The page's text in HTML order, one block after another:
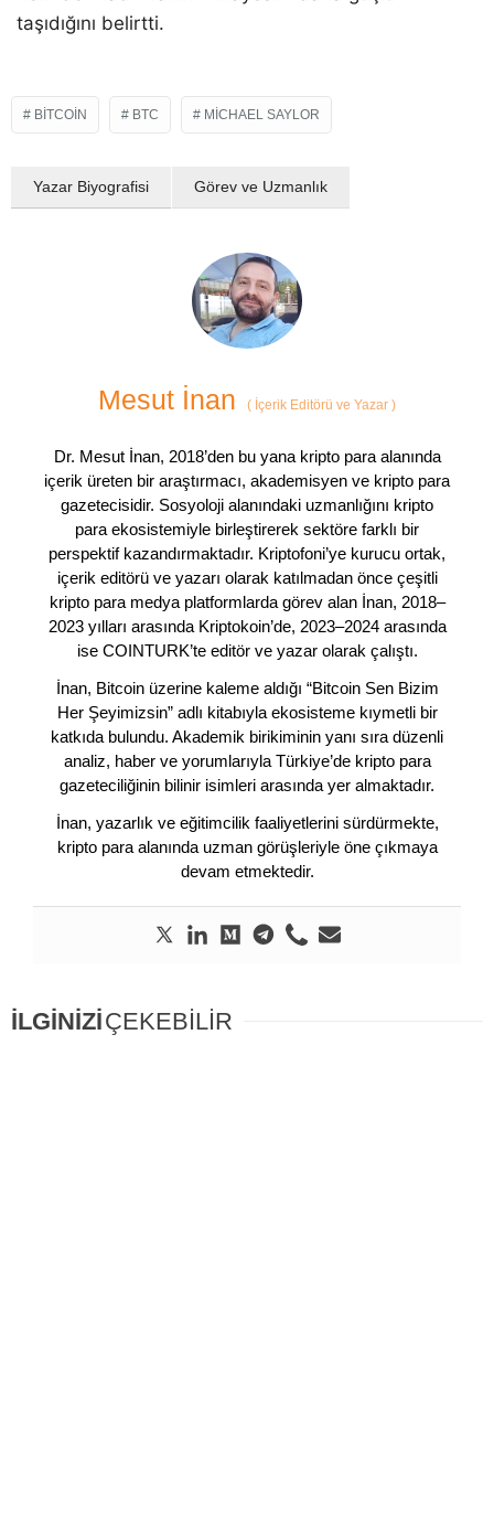
taşıdığını belirtti.
BITCOIN BTC MICHAEL SAYLOR
Yazar Biyografisi Görev ve Uzmanlık
Mesut İnan ( İçerik Editörü ve Yazar )
Dr. Mesut İnan, 2018’den bu yana kripto para alanında
içerik üreten bir araştırmacı, akademisyen ve kripto para
gazetecisidir. Sosyoloji alanındaki uzmanlığını kripto
para ekosistemiyle birleştirerek sektöre farklı bir
perspektif kazandırmaktadır. Kriptofoni’ye kurucu ortak,
içerik editörü ve yazarı olarak katılmadan önce çeşitli
kripto para medya platformlarda görev alan İnan, 2018–
2023 yılları arasında Kriptokoin’de, 2023–2024 arasında
ise COINTURK’te editör ve yazar olarak çalıştı.
İnan, Bitcoin üzerine kaleme aldığı “Bitcoin Sen Bizim
Her Şeyimizsin” adlı kitabıyla ekosisteme kıymetli bir
katkıda bulundu. Akademik birikiminin yanı sıra düzenli
analiz, haber ve yorumlarıyla Türkiye’de kripto para
gazeteciliğinin bilinir isimleri arasında yer almaktadır.
İnan, yazarlık ve eğitimcilik faaliyetlerini sürdürmekte,
kripto para alanında uzman görüşleriyle öne çıkmaya
devam etmektedir.
İLGİNİZİÇEKEBİLİR